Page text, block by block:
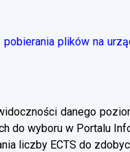
pobierania plików na
danego
do wyboru w Portalu
liczby ECTS do